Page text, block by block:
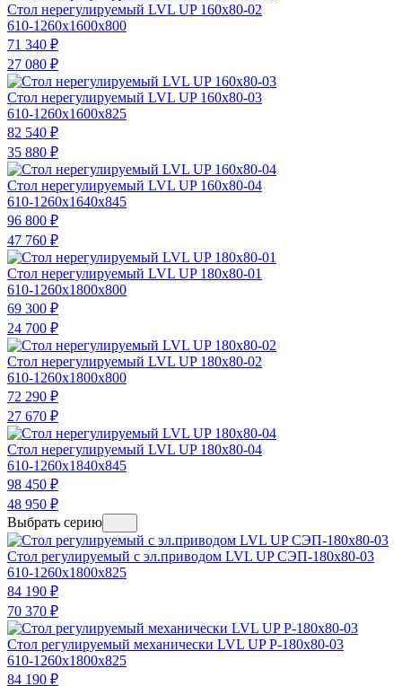
Стол нерегулируемый LVL UP 160х80-02
610-1260x1600x800
71 340 ₽
27 080 ₽
Стол нерегулируемый LVL UP 160х80-03
610-1260x1600x825
82 540 ₽
35 880 ₽
Стол нерегулируемый LVL UP 160х80-04
610-1260x1640x845
96 800 ₽
47 760 ₽
Стол нерегулируемый LVL UP 180х80-01
610-1260x1800x800
69 300 ₽
24 700 ₽
Стол нерегулируемый LVL UP 180х80-02
610-1260x1800x800
72 290 ₽
27 670 ₽
Стол нерегулируемый LVL UP 180х80-04
610-1260x1840x845
98 450 ₽
48 950 ₽
Выбрать серию
Стол регулируемый с эл.приводом LVL UP СЭП-180х80-03
610-1260x1800x825
84 190 ₽
70 370 ₽
Стол регулируемый механически LVL UP Р-180х80-03
610-1260x1800x825
84 190 ₽